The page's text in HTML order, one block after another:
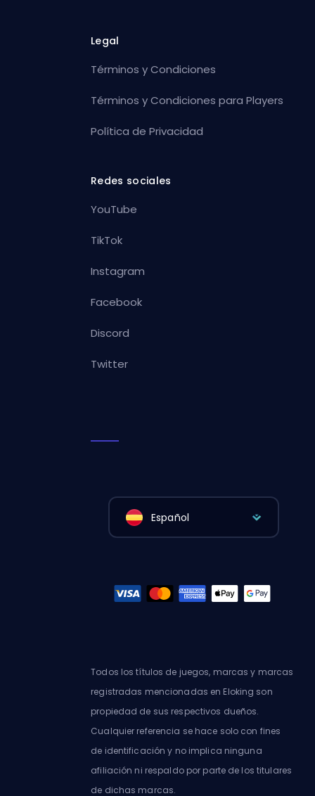
Legal
Términos y Condiciones
Términos y Condiciones para Players
Política de Privacidad
Redes sociales
YouTube
TikTok
Instagram
Facebook
Discord
Twitter
Español
Todos los títulos de juegos, marcas y marcas
registradas mencionadas en Eloking son
propiedad de sus respectivos dueños.
Cualquier referencia se hace solo con fines
de identificación y no implica ninguna
afiliación ni respaldo por parte de los titulares
de dichas marcas.